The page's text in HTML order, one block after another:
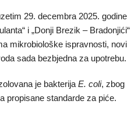
29. decembra 2025. godine
i „Donji Brezik – Bradonjići“
mikrobiološke ispravnosti, novi
sada bezbjedna za upotrebu.
je bakterijaE. coli, zbog
propisane standarde za piće.